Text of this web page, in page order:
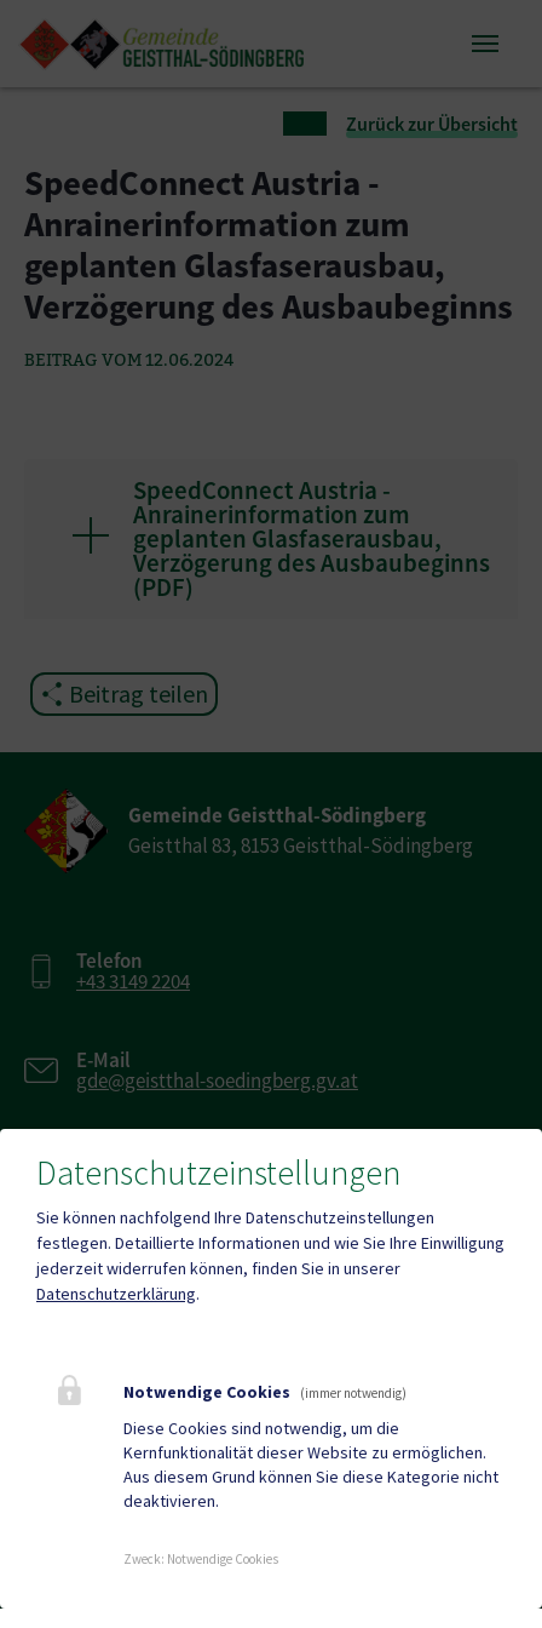
Zum Inhalt springen
Zum Seitenende springen
Zurück zur Übersicht
SpeedConnect Austria -
Anrainerinformation zum
geplanten Glasfaserausbau,
Verzögerung des Ausbaubeginns
BEITRAG VOM 12.06.2024
SpeedConnect Austria -
Anrainerinformation zum
geplanten Glasfaserausbau,
Verzögerung des Ausbaubeginns
(PDF)
Beitrag teilen
Gemeinde Geistthal-Södingberg
Geistthal 83, 8153 Geistthal-Södingberg
Telefon
+43 3149 2204
E-Mail
gde@geistthal-soedingberg.gv.at
Fax
-
Quicklinks
Lipizzanerheimat App
Gemeindenachrichten
Datenschutzeinstellungen
Sie können nachfolgend Ihre Datenschutzeinstellungen
festlegen. Detaillierte Informationen und wie Sie Ihre Einwilligung
jederzeit widerrufen können, finden Sie in unserer
Datenschutzerklärung.
Notwendige Cookies (immer notwendig)
Diese Cookies sind notwendig, um die
Kernfunktionalität dieser Website zu ermöglichen.
Aus diesem Grund können Sie diese Kategorie nicht
deaktivieren.
Zweck: Notwendige Cookies